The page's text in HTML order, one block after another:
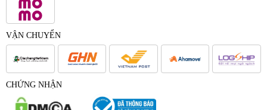
VẬN CHUYỂN
CHỨNG NHẬN